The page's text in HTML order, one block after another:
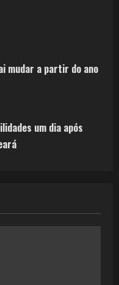
mudar a partir do ano
um dia após